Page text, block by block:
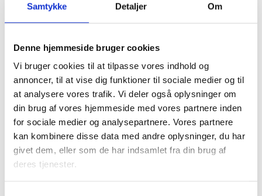
Samtykke Detaljer Om
Denne hjemmeside bruger cookies
Vi bruger cookies til at tilpasse vores indhold og
annoncer, til at vise dig funktioner til sociale medier og til
at analysere vores trafik. Vi deler også oplysninger om
din brug af vores hjemmeside med vores partnere inden
for sociale medier og analysepartnere. Vores partnere
kan kombinere disse data med andre oplysninger, du har
givet dem, eller som de har indsamlet fra din brug af
deres tjenester.
husstand. På baggrund af straffeattesterne kan der
ske afvisning, hvis kriminaliteten har betydning for
Der kan desuden ske afvisning af en boligsøgende,
hvis den pågældende – eller et medlem af
husstanden – indenfor en periode på to år inden
overtagelsesdagen har fået opsagt eller ophævet
lejemålet i en anden boligorganisation mv. i samme
boligområde efter husordensovertrædelser eller
bestemte kriminelle handlinger.
Boligorganisation har desuden pligt til at afvise